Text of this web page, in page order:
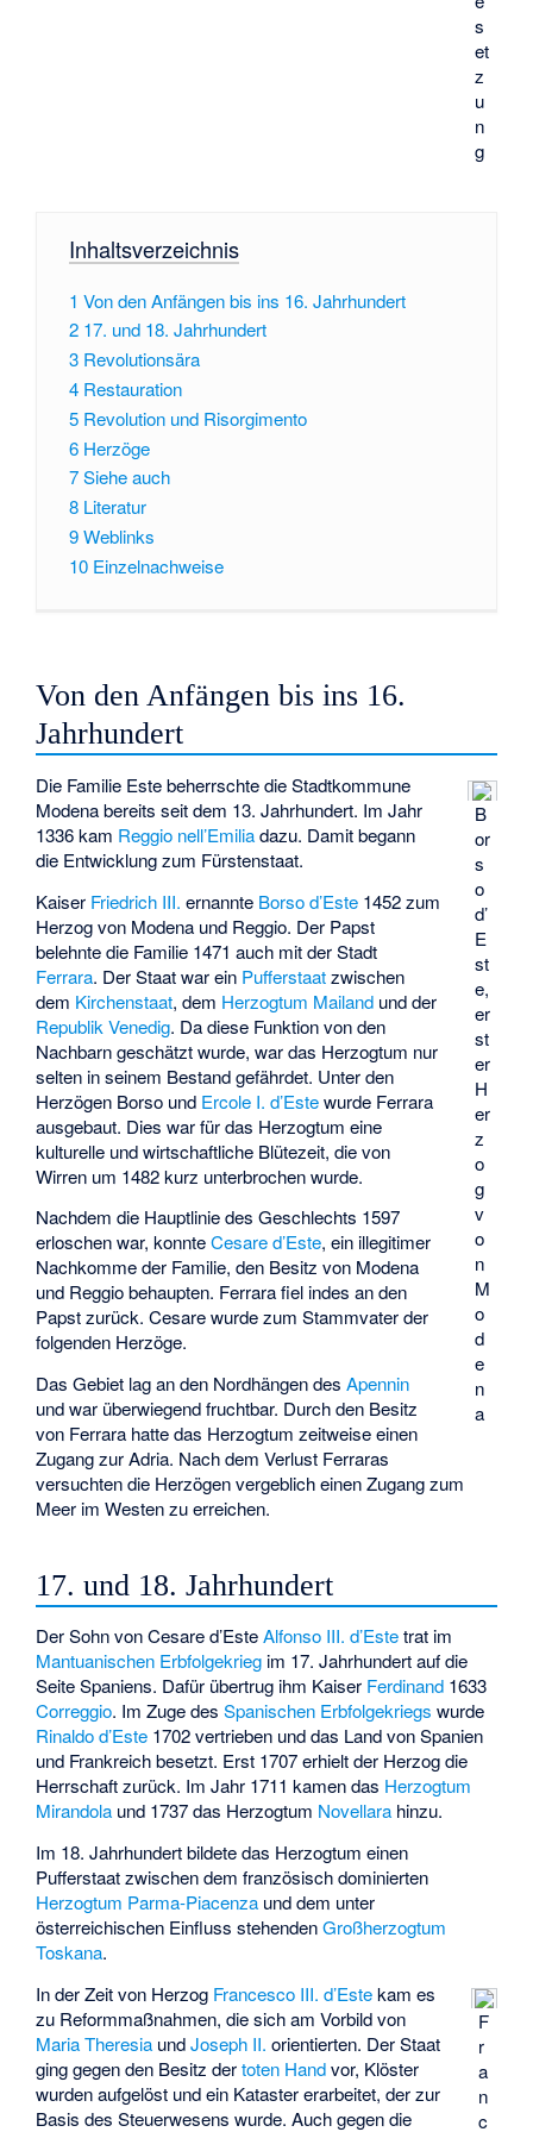
s
et
z
u
n
g
Inhaltsverzeichnis
1 Von den Anfängen bis ins 16. Jahrhundert
2 17. und 18. Jahrhundert
3 Revolutionsära
4 Restauration
5 Revolution und Risorgimento
6 Herzöge
7Siehe auch
8 Literatur
9Weblinks
10 Einzelnachweise
Von den Anfängen bis ins 16.
Jahrhundert
B
or
s
o
d’
E
st
e,
er
st
er
H
er
z
o
g
v
o
n
M
o
d
e
n
a
Die Familie Este beherrschte die Stadtkommune
Modena bereits seit dem 13. Jahrhundert. Im Jahr
1336 kam Reggio nell’Emiliadazu. Damit begann
die Entwicklung zum Fürstenstaat.
Kaiser Friedrich III. ernannte Borso d’Este 1452 zum
Herzog von Modena und Reggio. Der Papst
belehnte die Familie 1471 auch mit der Stadt
Ferrara. Der Staat war ein Pufferstaatzwischen
dem Kirchenstaat, dem Herzogtum Mailand und der
Republik Venedig. Da diese Funktion von den
Nachbarn geschätzt wurde, war das Herzogtum nur
selten in seinem Bestand gefährdet. Unter den
Herzögen Borso und Ercole I. d’Estewurde Ferrara
ausgebaut. Dies war für das Herzogtum eine
kulturelle und wirtschaftliche Blütezeit, die von
Wirren um 1482 kurz unterbrochen wurde.
Nachdem die Hauptlinie des Geschlechts 1597
erloschen war, konnteCesare d’Este, ein illegitimer
Nachkomme der Familie, den Besitz von Modena
und Reggio behaupten. Ferrara fiel indes an den
Papst zurück. Cesare wurde zum Stammvater der
folgenden Herzöge.
Das Gebiet lag an den Nordhängen desApennin
und war überwiegend fruchtbar. Durch den Besitz
von Ferrara hatte das Herzogtum zeitweise einen
Zugang zur Adria. Nach dem Verlust Ferraras
versuchten die Herzögen vergeblich einen Zugang zum
Meer im Westen zu erreichen.
17. und 18. Jahrhundert
Der Sohn von Cesare d’EsteAlfonso III. d’Estetrat im
Mantuanischen Erbfolgekrieg im 17. Jahrhundert auf die
Seite Spaniens. Dafür übertrug ihm Kaiser Ferdinand 1633
Correggio. Im Zuge desSpanischen Erbfolgekriegs wurde
Rinaldo d’Este 1702 vertrieben und das Land von Spanien
und Frankreich besetzt. Erst 1707 erhielt der Herzog die
Herrschaft zurück. Im Jahr 1711 kamen das Herzogtum
Mirandola und 1737 das Herzogtum Novellara hinzu.
Im 18. Jahrhundert bildete das Herzogtum einen
Pufferstaat zwischen dem französisch dominierten
Herzogtum Parma-Piacenza und dem unter
österreichischen Einfluss stehendenGroßherzogtum
Toskana.
F
r
a
n
c
In der Zeit von Herzog Francesco III. d’Estekam es
zu Reformmaßnahmen, die sich am Vorbild von
Maria Theresia undJoseph II. orientierten. Der Staat
ging gegen den Besitz dertoten Handvor, Klöster
wurden aufgelöst und ein Kataster erarbeitet, der zur
Basis des Steuerwesens wurde. Auch gegen die